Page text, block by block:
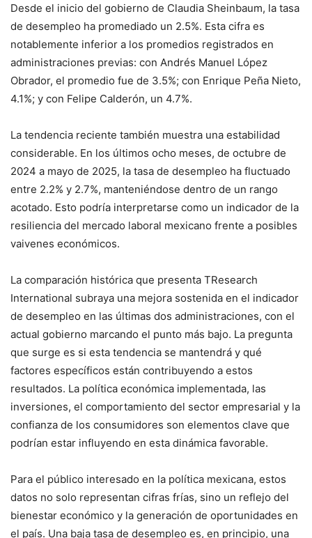
Desde el inicio del gobierno de Claudia Sheinbaum, la tasa
de desempleo ha promediado un 2.5%. Esta cifra es
notablemente inferior a los promedios registrados en
administraciones previas: con Andrés Manuel López
Obrador, el promedio fue de 3.5%; con Enrique Peña Nieto,
4.1%; y con Felipe Calderón, un 4.7%.
La tendencia reciente también muestra una estabilidad
considerable. En los últimos ocho meses, de octubre de
2024 a mayo de 2025, la tasa de desempleo ha fluctuado
entre 2.2% y 2.7%, manteniéndose dentro de un rango
acotado. Esto podría interpretarse como un indicador de la
resiliencia del mercado laboral mexicano frente a posibles
vaivenes económicos.
La comparación histórica que presenta TResearch
International subraya una mejora sostenida en el indicador
de desempleo en las últimas dos administraciones, con el
actual gobierno marcando el punto más bajo. La pregunta
que surge es si esta tendencia se mantendrá y qué
factores específicos están contribuyendo a estos
resultados. La política económica implementada, las
inversiones, el comportamiento del sector empresarial y la
confianza de los consumidores son elementos clave que
podrían estar influyendo en esta dinámica favorable.
Para el público interesado en la política mexicana, estos
datos no solo representan cifras frías, sino un reflejo del
bienestar económico y la generación de oportunidades en
el país. Una baja tasa de desempleo es, en principio, una